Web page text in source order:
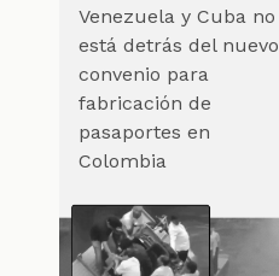
Venezuela y Cuba no
está detrás del nuevo
convenio para
fabricación de
pasaportes en
Colombia